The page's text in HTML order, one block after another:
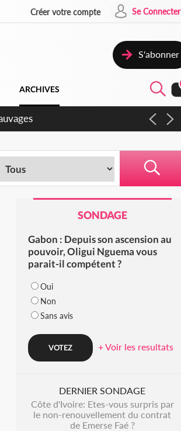
Créer votre compte Se Connecter
S'abonner
ARCHIVES
SONDAGE
Gabon : Depuis son ascension au
pouvoir, Oligui Nguema vous
parait-il compétent ?
Oui
Non
Sans avis
+ Voir les resultats
DERNIER SONDAGE
Côte d'Ivoire: Etes-vous surpris par
le non-renouvellement du contrat
de Emerse Faé ?